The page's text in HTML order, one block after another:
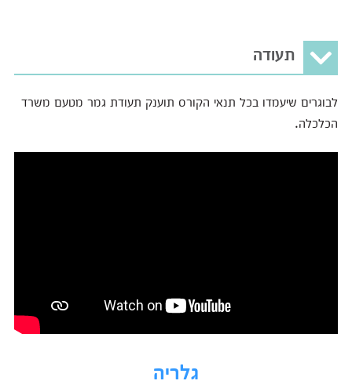
תעודה
לבוגרים שיעמדו בכל תנאי הקורס תוענק תעודת גמר מטעם משרד
הכלכלה.
גלריה